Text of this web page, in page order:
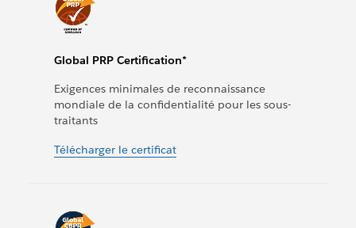
Global PRP Certification*
Exigences minimales de reconnaissance
mondiale de la confidentialité pour les sous-
traitants
Télécharger le certificat